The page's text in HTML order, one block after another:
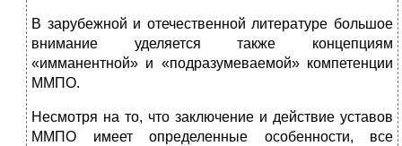
В зарубежной и отечественной литературе большое
внимание уделяется также концепциям
«имманентной» и «подразумеваемой» компетенции
ММПО.
Несмотря на то, что заключение и действие уставов
ММПО имеет определенные особенности, все